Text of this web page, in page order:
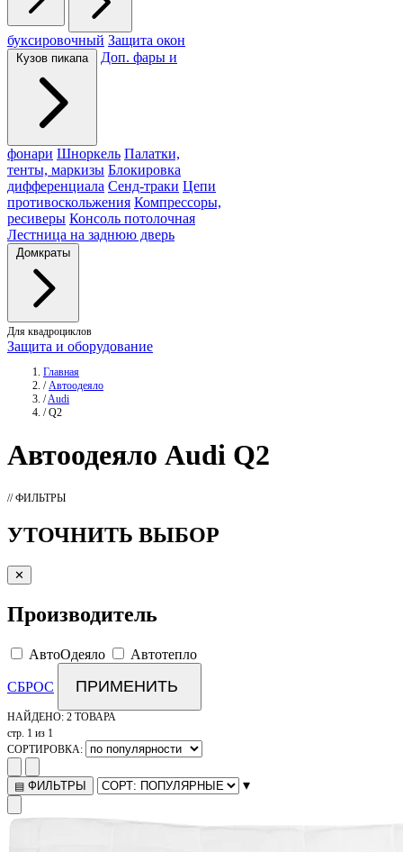
буксировочный Защита окон
Кузов пикапа Доп. фары и
фонари Шноркель Палатки,
тенты, маркизы Блокировка
дифференциала Сенд-траки Цепи
противоскольжения Компрессоры,
ресиверы Консоль потолочная
Лестница на заднюю дверь
Домкраты
Для квадроциклов
Защита и оборудование
Главная
/ Автоодеяло
/Audi
/ Q2
Автоодеяло Audi Q2
// ФИЛЬТРЫ
УТОЧНИТЬ ВЫБОР
✕
Производитель
АвтоОдеяло Автотепло
СБРОС ПРИМЕНИТЬ
НАЙДЕНО: 2 ТОВАРА
стр. 1 из 1
СОРТИРОВКА:
▤ ФИЛЬТРЫ ▾